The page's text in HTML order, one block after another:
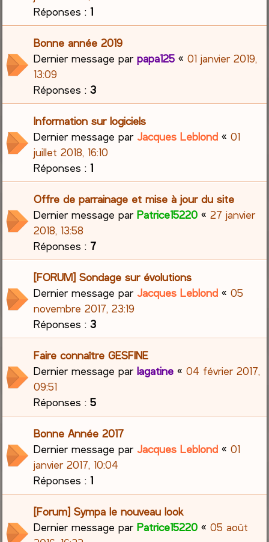
Réponses :1
Bonne année 2019
Dernier message parpapa125 «01 janvier 2019,
13:09
Réponses :3
Information sur logiciels
Dernier message parJacques Leblond «01
juillet 2018, 16:10
Réponses :1
Offre de parrainage et mise à jour du site
Dernier message parPatrice15220 «27 janvier
2018, 13:58
Réponses : 7
[FORUM] Sondage sur évolutions
Dernier message parJacques Leblond «05
novembre 2017, 23:19
Réponses :3
Faire connaître GESFINE
Dernier message parlagatine «04 février 2017,
09:51
Réponses :5
Bonne Année 2017
Dernier message parJacques Leblond «01
janvier 2017, 10:04
Réponses :1
[Forum] Sympa le nouveau look
Dernier message parPatrice15220 «05 août